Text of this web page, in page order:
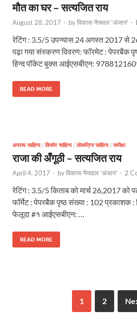
मौत का घर – सत्यजित राय
August 28, 2017 - byविकास नैनवाल 'अंजान' -
रेटिंग : 3.5/5 उपन्यास 24 अगस्त 2017 से
पढ़ा गया संस्करण विवरण: फॉरमेट : पेपरबैक
हिन्द पॉकेट बुक्स आईएसबीएन:
READ MORE
अपराध साहित्य/ किशोर साहित्य/ लोकप्रिय साहित्य/ समीक्षा
राजा की अँगूठी – सत्यजित राय
April 4, 2017 - byविकास नैनवाल 'अंजान' - 2
रेटिंग : 3.5/5 किताब को मार्च 26,2017 को
फॉर्मेट : पेपरबैक पृष्ठ संख्या : 102 प्रकाशक
फेलूदा #१ आईएसबीएन: …
READ MORE
1 2